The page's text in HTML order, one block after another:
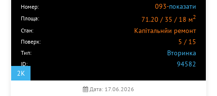
Номер: 093-показати
Площа: 71.20 / 35 / 18 м2
Стан:
Капітальнйи ремонт
Поверх: 5 / 15
Тип: Вторинка
ID:
94582
2K
Дата: 17.06.2026